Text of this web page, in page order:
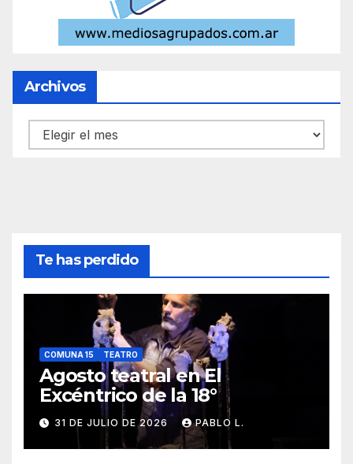
Archivos
Archivos
Te has perdido
COMUNA 15 TEATRO
Agosto teatral en El
Excéntrico de la 18°
31 DE JULIO DE 2026 PABLO L.